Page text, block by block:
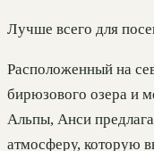
Лучше всего для
Расположенный на
бирюзового озера и
Альпы, Анси
атмосферу, которую